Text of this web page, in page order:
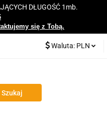
DŁUGOŚĆ 1mb.
się z Tobą.
Waluta: PLN